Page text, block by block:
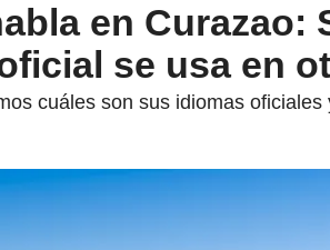
en Curazao:
se usa en
cuáles son sus idiomas